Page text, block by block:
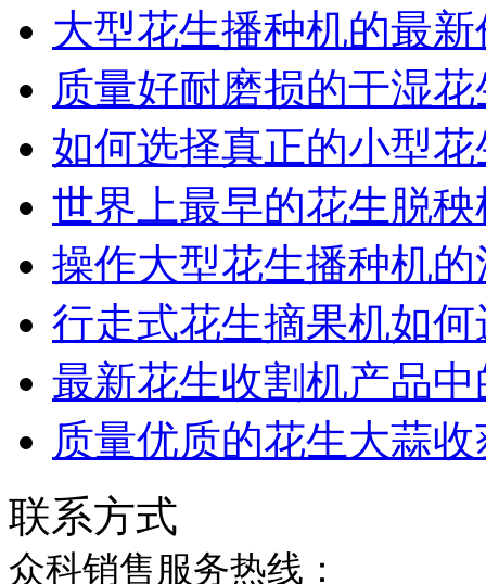
大型花生播种机的最新
质量好耐磨损的干湿
如何选择真正的小型
世界上最早的花生脱
操作大型花生播种机
行走式花生摘果机如
最新花生收割机产品
质量优质的花生大蒜
联系方式
众科销售服务热线：